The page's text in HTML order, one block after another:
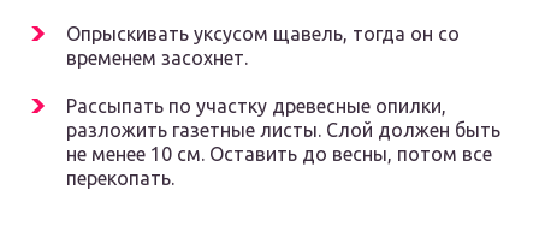
Опрыскивать уксусом щавель, тогда он со
временем засохнет.
Рассыпать по участку древесные опилки,
разложить газетные листы. Слой должен быть
не менее 10 см. Оставить до весны, потом все
перекопать.